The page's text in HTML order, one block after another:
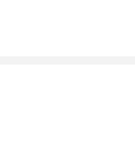
뀌지 않을까?”라는
껍데기〉는 사회의 ‘
대로 이해하고 수용